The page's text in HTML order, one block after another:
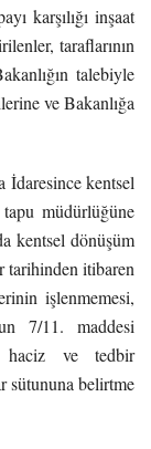
karşılığı inşaat
taraflarının
talebiyle
ve Bakanlığa
İdaresince kentsel
tapu müdürlüğüne
kentsel dönüşüm
tarihinden itibaren
işlenmemesi,
7/11. maddesi
haciz ve tedbir
sütununa belirtme